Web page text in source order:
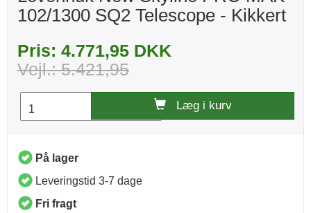
102/1300 SQ2 Telescope - Kikkert
Pris: 4.771,95 DKK
Vejl.: 5.421,95
Læg i kurv
På lager
Leveringstid 3-7 dage
Fri fragt